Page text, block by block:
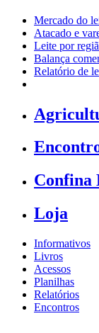
Mercado do
Atacado e
Leite por
Balança
Relatório de
Confina
Loja
Informativos
Livros
Acessos
Planilhas
Relatórios
Encontros